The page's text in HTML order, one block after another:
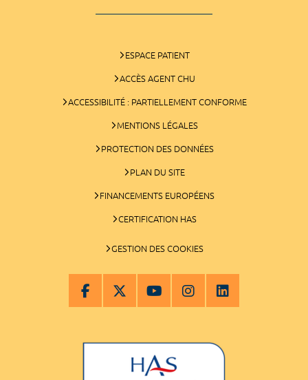
ESPACE PATIENT
ACCÈS AGENT CHU
ACCESSIBILITÉ : PARTIELLEMENT CONFORME
MENTIONS LÉGALES
PROTECTION DES DONNÉES
PLAN DU SITE
FINANCEMENTS EUROPÉENS
CERTIFICATION HAS
GESTION DES COOKIES